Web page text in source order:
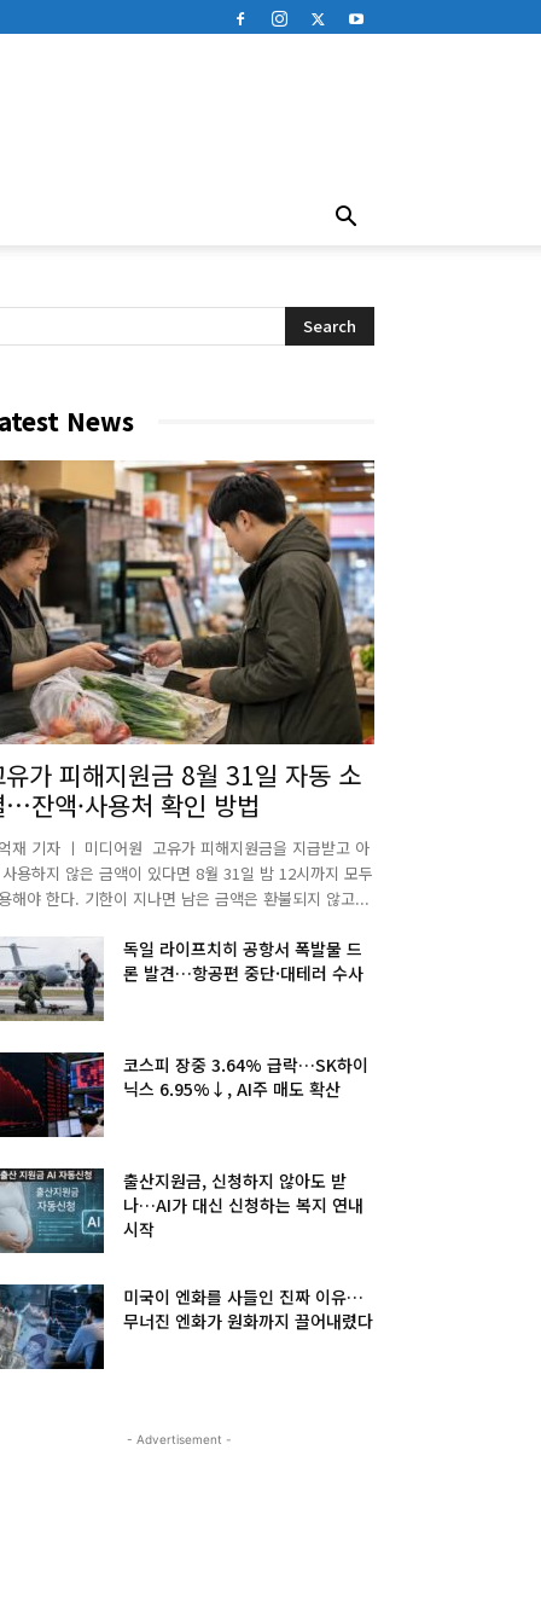
News
유가 피해지원금 8월 31일 자동 소
잔액·사용처 확인 방법
재 기자 ㅣ 미디어원 고유가 피해지원금을 지급받고 아
용하지 않은 금액이 있다면 8월 31일 밤 12시까지 모두
해야 한다. 기한이 지나면 남은 금액은 환불되지 않고...
독일 라이프치히 공항서 폭발물 드
론 발견…항공편 중단·대테러 수사
코스피 장중 3.64% 급락…SK하이
닉스 6.95%↓, AI주 매도 확산
출산지원금, 신청하지 않아도 받
나…AI가 대신 신청하는 복지 연내
시작
미국이 엔화를 사들인 진짜 이유…
무너진 엔화가 원화까지 끌어내렸다
- Advertisement -